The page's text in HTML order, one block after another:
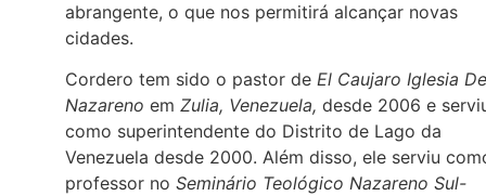
abrangente, o que nos permitirá alcançar novas
cidades.
Cordero tem sido o pastor de El Caujaro Iglesia
Nazareno em Zulia, Venezuela, desde 2006 e
como superintendente do Distrito de Lago da
Venezuela desde 2000. Além disso, ele serviu
professor no Seminário Teológico Nazareno Sul-